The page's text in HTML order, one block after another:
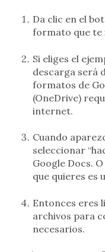
Da clic en el
formato que te
Si eliges el
descarga será
formatos de
(OneDrive)
internet.
Cuando
seleccionar
Google Docs.
que quieres es
Entonces eres
archivos para
necesarios.